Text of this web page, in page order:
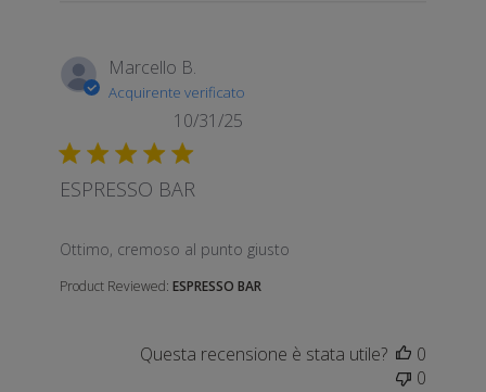
Marcello B.
Acquirente verificato
ESPRESSO BAR
Ottimo, cremoso al punto giusto
read more about review content
Product Reviewed: ESPRESSO BAR
10/31/25
Questa recensione è stata utile?
0
0